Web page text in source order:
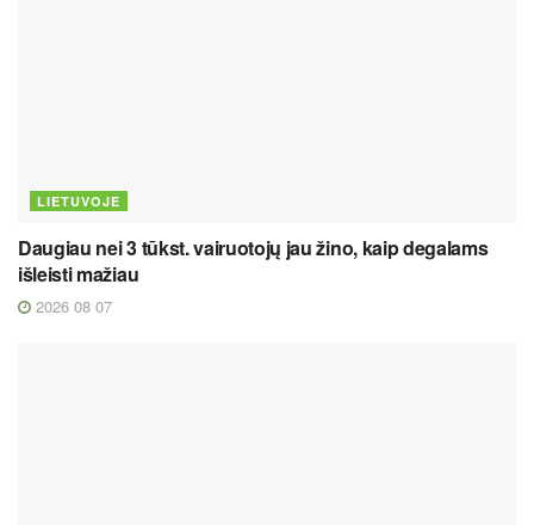
LIETUVOJE
Daugiau nei 3 tūkst. vairuotojų jau žino, kaip degalams
išleisti mažiau
2026 08 07